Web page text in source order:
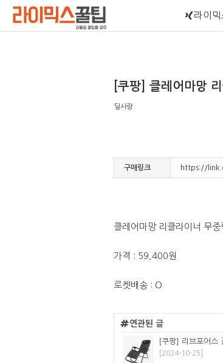
라이믹
[쿠팡] 클레어마망
딜사랑
구매링크 https://
클레어마망 리클라이너 무
가격 : 59,400원
로켓배송 : O
연관된 글
[쿠팡] 리브포어스
[2024-10-25]
Sketchbook5, 스케치북5